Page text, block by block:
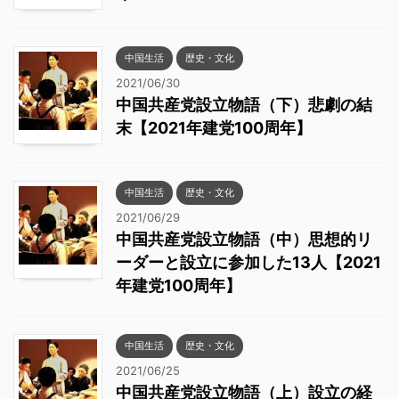
中国生活 歴史・文化
2021/06/30
中国共産党設立物語（下）悲劇の結
末【2021年建党100周年】
中国生活 歴史・文化
2021/06/29
中国共産党設立物語（中）思想的リ
ーダーと設立に参加した13人【2021
年建党100周年】
中国生活 歴史・文化
2021/06/25
中国共産党設立物語（上）設立の経